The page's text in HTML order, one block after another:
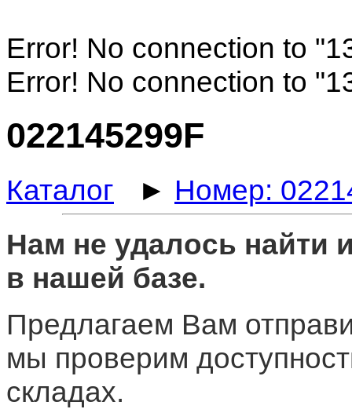
Error! No connection to
Error! No connection to
022145299F
Каталог ► Номер:
Нам не удалось найти
в нашей базе.
Предлагаем Вам
мы проверим
складах.